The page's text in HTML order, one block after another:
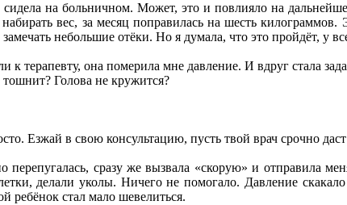
на больничном. Может, это и повлияло на
вес, за месяц поправилась на шесть килограммов.
небольшие отёки. Но я думала, что это пройдёт, у
терапевту, она померила мне давление. И вдруг стала
тошнит? Голова не кружится?
Езжай в свою консультацию, пусть твой врач срочно
перепугалась, сразу же вызвала «скорую» и отправила
делали уколы. Ничего не помогало. Давление
ребёнок стал мало шевелиться.